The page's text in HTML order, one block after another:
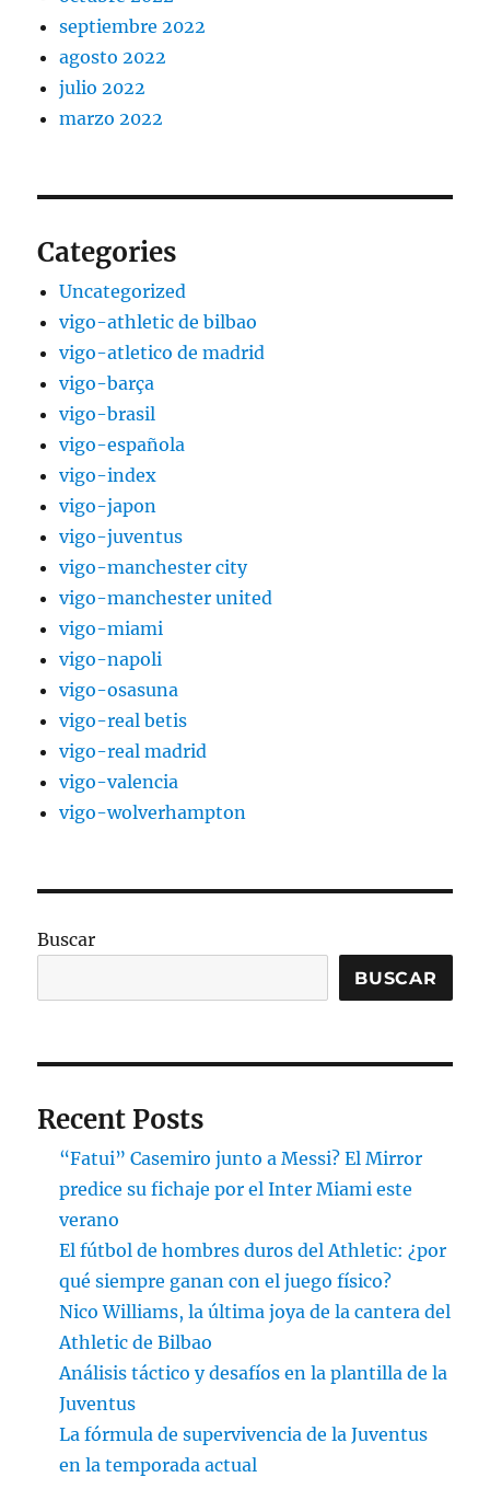
septiembre 2022
agosto 2022
julio 2022
marzo 2022
Categories
Uncategorized
vigo-athletic de bilbao
vigo-atletico de madrid
vigo-barça
vigo-brasil
vigo-española
vigo-index
vigo-japon
vigo-juventus
vigo-manchester city
vigo-manchester united
vigo-miami
vigo-napoli
vigo-osasuna
vigo-real betis
vigo-real madrid
vigo-valencia
vigo-wolverhampton
Buscar
BUSCAR
Recent Posts
“Fatui” Casemiro junto a Messi? El Mirror
predice su fichaje por el Inter Miami este
verano
El fútbol de hombres duros del Athletic: ¿por
qué siempre ganan con el juego físico?
Nico Williams, la última joya de la cantera del
Athletic de Bilbao
Análisis táctico y desafíos en la plantilla de la
Juventus
La fórmula de supervivencia de la Juventus
en la temporada actual